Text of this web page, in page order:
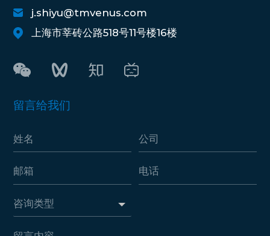
j.shiyu@tmvenus.com
上海市莘砖公路518号11号楼16楼
留言给我们